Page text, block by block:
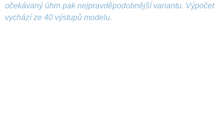
očekávaný úhrn pak nejpravděpodobnější variantu. Výpočet
vychází ze 40 výstupů modelu.